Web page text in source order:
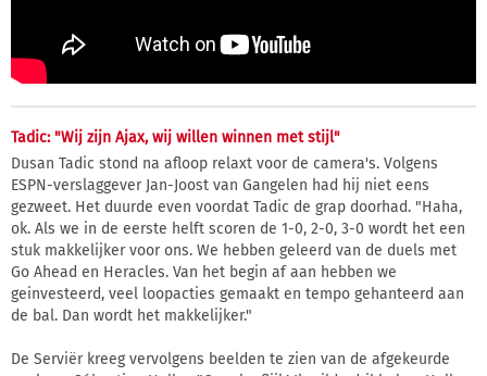
Tadic: "Wij zijn Ajax, wij willen winnen met stijl"
Dusan Tadic stond na afloop relaxt voor de camera's. Volgens
ESPN-verslaggever Jan-Joost van Gangelen had hij niet eens
gezweet. Het duurde even voordat Tadic de grap doorhad. "Haha,
ok. Als we in de eerste helft scoren de 1-0, 2-0, 3-0 wordt het een
stuk makkelijker voor ons. We hebben geleerd van de duels met
Go Ahead en Heracles. Van het begin af aan hebben we
geinvesteerd, veel loopacties gemaakt en tempo gehanteerd aan
de bal. Dan wordt het makkelijker."
De Serviër kreeg vervolgens beelden te zien van de afgekeurde